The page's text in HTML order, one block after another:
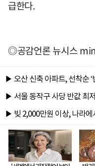
급한다.
◎공감언론 뉴시스